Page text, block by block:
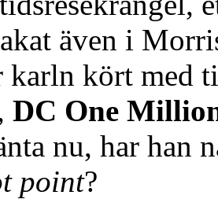
även i
karln kört med
DC One
nu, har han
point?